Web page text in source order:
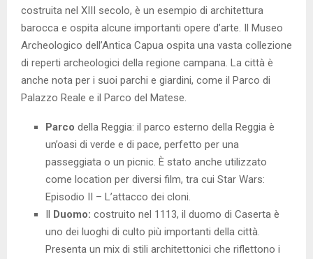
costruita nel XIII secolo, è un esempio di architettura
barocca e ospita alcune importanti opere d’arte. Il Museo
Archeologico dell’Antica Capua ospita una vasta collezione
di reperti archeologici della regione campana. La città è
anche nota per i suoi parchi e giardini, come il Parco di
Palazzo Reale e il Parco del Matese.
Parco della Reggia: il parco esterno della Reggia è
un’oasi di verde e di pace, perfetto per una
passeggiata o un picnic. È stato anche utilizzato
come location per diversi film, tra cui Star Wars:
Episodio II – L’attacco dei cloni.
Il Duomo: costruito nel 1113, il duomo di Caserta è
uno dei luoghi di culto più importanti della città.
Presenta un mix di stili architettonici che riflettono i